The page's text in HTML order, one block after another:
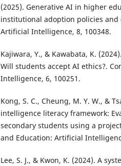
(2025). Generative AI in higher
institutional adoption policies
Artificial Intelligence, 8, 100348.
Kajiwara, Y., & Kawabata, K.
Will students accept AI ethics?.
Intelligence, 6, 100251.
Kong, S. C., Cheung, M. Y. W., &
intelligence literacy framework:
secondary students using a
and Education: Artificial
Lee, S. J., & Kwon, K. (2024). A